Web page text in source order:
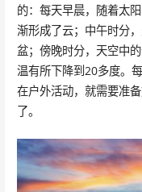
的：每天早晨，随着太
渐形成了云；中午时分
盆；傍晚时分，天空中
温有所下降到20多度。
在户外活动，就需要准
了。